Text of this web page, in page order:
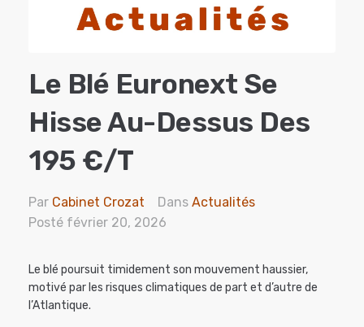
Le Blé Euronext Se
Hisse Au-Dessus Des
195 €/t
Par Cabinet Crozat Dans Actualités
Posté février 20, 2026
Le blé poursuit timidement son mouvement haussier,
motivé par les risques climatiques de part et d’autre de
l’Atlantique.